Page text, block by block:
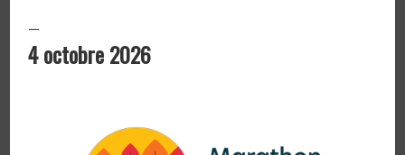
—
4 octobre 2026